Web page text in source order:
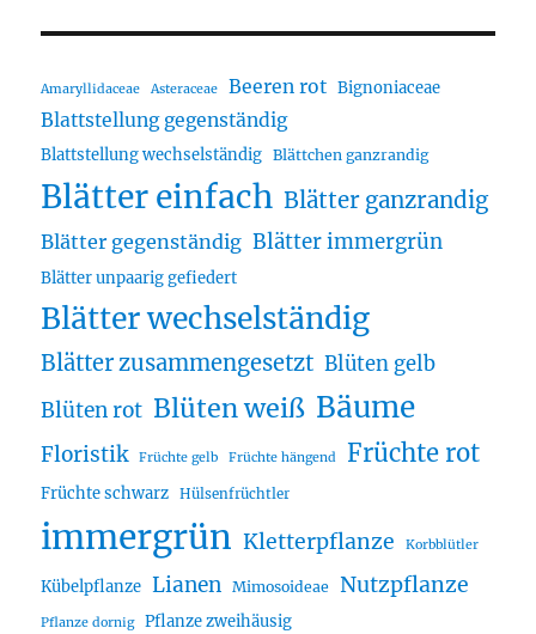
Amaryllidaceae Asteraceae Beeren rot Bignoniaceae
Blattstellung gegenständig
Blattstellung wechselständig Blättchen ganzrandig
Blätter einfach Blätter ganzrandig
Blätter gegenständig Blätter immergrün
Blätter unpaarig gefiedert
Blätter wechselständig
Blätter zusammengesetzt Blüten gelb
Blüten rot Blüten weiß Bäume
Floristik Früchte gelb Früchte hängend Früchte rot
Früchte schwarz Hülsenfrüchtler
immergrün Kletterpflanze Korbblütler
Kübelpflanze Lianen Mimosoideae Nutzpflanze
Pflanze dornig Pflanze zweihäusig